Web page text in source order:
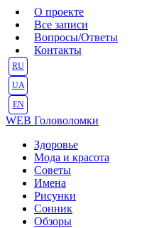
О проекте
Все записи
Вопросы/Ответы
Контакты
RU
UA
EN
WEB Головоломки
Здоровье
Мода и красота
Советы
Имена
Рисунки
Сонник
Обзоры